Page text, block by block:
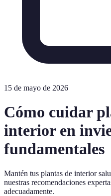
15 de mayo de 2026
Cómo cuidar
interior en
fundamentales
Mantén tus plantas de interior
nuestras recomendaciones
adecuadamente.